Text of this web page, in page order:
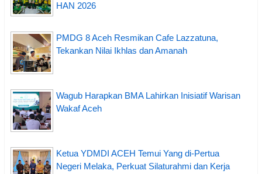
HAN 2026
PMDG 8 Aceh Resmikan Cafe Lazzatuna,
Tekankan Nilai Ikhlas dan Amanah
Wagub Harapkan BMA Lahirkan Inisiatif Warisan
Wakaf Aceh
Ketua YDMDI ACEH Temui Yang di-Pertua
Negeri Melaka, Perkuat Silaturahmi dan Kerja